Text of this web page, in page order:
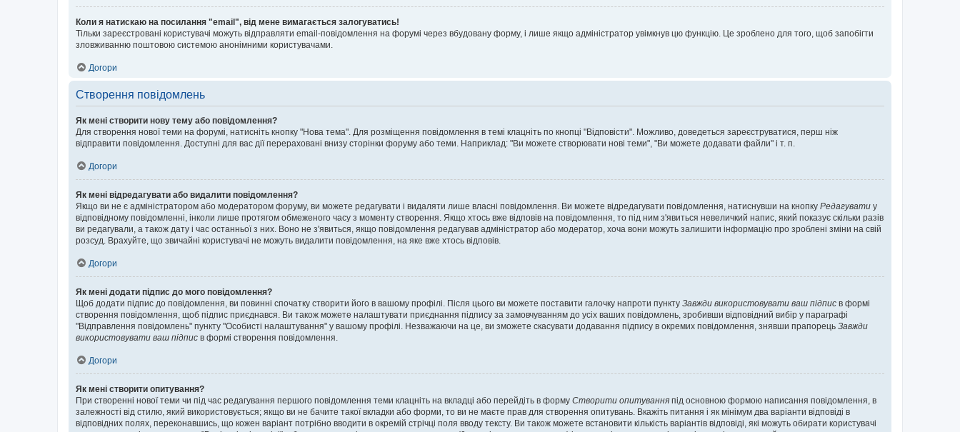
Коли я натискаю на посилання "email", від мене вимагається залогуватись!
Тільки зареєстровані користувачі можуть відправляти email-повідомлення на форумі через вбудовану форму, і лише якщо адміністратор увімкнув цю функцію. Це зроблено для того, щоб запобігти
зловживанню поштовою системою анонімними користувачами.
Догори
Створення повідомлень
Як мені створити нову тему або повідомлення?
Для створення нової теми на форумі, натисніть кнопку "Нова тема". Для розміщення повідомлення в темі клацніть по кнопці "Відповісти". Можливо, доведеться зареєструватися, перш ніж
відправити повідомлення. Доступні для вас дії перераховані внизу сторінки форуму або теми. Наприклад: "Ви можете створювати нові теми", "Ви можете додавати файли" і т. п.
Догори
Як мені відредагувати або видалити повідомлення?
Якщо ви не є адміністратором або модератором форуму, ви можете редагувати і видаляти лише власні повідомлення. Ви можете відредагувати повідомлення, натиснувши на кнопку Редагувати у
відповідному повідомленні, інколи лише протягом обмеженого часу з моменту створення. Якщо хтось вже відповів на повідомлення, то під ним з'явиться невеличкий напис, який показує скільки разів
ви редагували, а також дату і час останньої з них. Воно не з'явиться, якщо повідомлення редагував адміністратор або модератор, хоча вони можуть залишити інформацію про зроблені зміни на свій
розсуд. Врахуйте, що звичайні користувачі не можуть видалити повідомлення, на яке вже хтось відповів.
Догори
Як мені додати підпис до мого повідомлення?
Щоб додати підпис до повідомлення, ви повинні спочатку створити його в вашому профілі. Після цього ви можете поставити галочку напроти пункту Завжди використовувати ваш підпис в формі
створення повідомлення, щоб підпис приєднався. Ви також можете налаштувати приєднання підпису за замовчуванням до усіх ваших повідомлень, зробивши відповідний вибір у параграфі
"Відправлення повідомлень" пункту "Особисті налаштування" у вашому профілі. Незважаючи на це, ви зможете скасувати додавання підпису в окремих повідомлення, знявши прапорець Завжди
використовувати ваш підпис в формі створення повідомлення.
Догори
Як мені створити опитування?
При створенні нової теми чи під час редагування першого повідомлення теми клацніть на вкладці або перейдіть в форму Створити опитування під основною формою написання повідомлення, в
залежності від стилю, який використовується; якщо ви не бачите такої вкладки або форми, то ви не маєте прав для створення опитувань. Вкажіть питання і як мінімум два варіанти відповіді в
відповідних полях, переконавшись, що кожен варіант потрібно вводити в окремій стрічці поля вводу тексту. Ви також можете встановити кількість варіантів відповіді, які можуть обирати користувачі